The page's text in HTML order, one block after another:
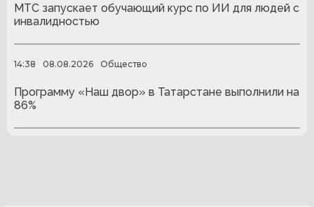
МТС запускает обучающий курс по ИИ для людей с
инвалидностью
14:38 08.08.2026 Общество
Программу «Наш двор» в Татарстане выполнили на
86%